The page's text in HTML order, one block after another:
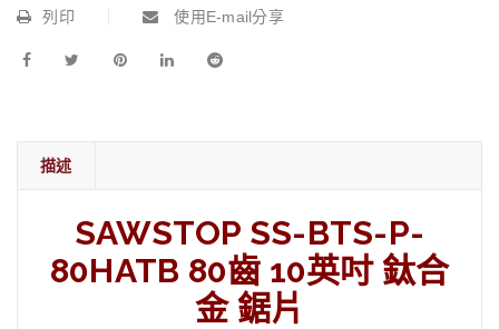
列印 使用E-mail分享
描述
SAWSTOP SS-BTS-P-
80HATB 80齒 10英吋 鈦合
金 鋸片